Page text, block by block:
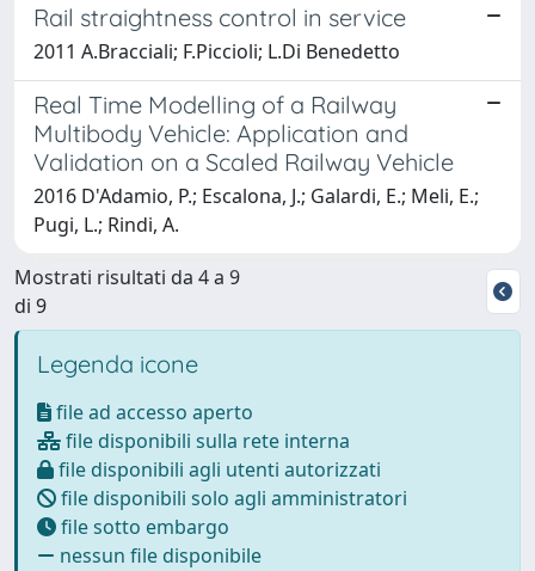
Rail straightness control in service
2011 A.Bracciali; F.Piccioli; L.Di Benedetto
Real Time Modelling of a Railway
Multibody Vehicle: Application and
Validation on a Scaled Railway Vehicle
2016 D'Adamio, P.; Escalona, J.; Galardi, E.; Meli, E.;
Pugi, L.; Rindi, A.
Mostrati risultati da 4 a 9
di 9
Legenda icone
file ad accesso aperto
file disponibili sulla rete interna
file disponibili agli utenti autorizzati
file disponibili solo agli amministratori
file sotto embargo
nessun file disponibile